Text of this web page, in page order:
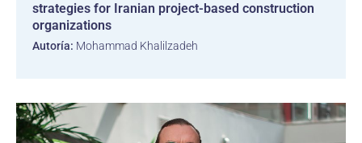
strategies for Iranian project-based construction
organizations
Autoría: Mohammad Khalilzadeh